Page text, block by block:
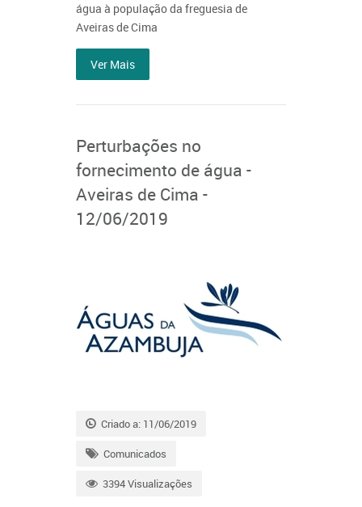
água à população da freguesia de
Aveiras de Cima
Ver Mais
Perturbações no
fornecimento de água -
Aveiras de Cima -
12/06/2019
Criado a: 11/06/2019
Comunicados
3394 Visualizações